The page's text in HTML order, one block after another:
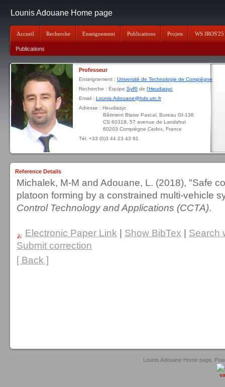
Accueil Recherche Enseignement Publications Projets WS IROS'25
Publications
Lounis Adouane Home page
Professeur
Enseignement : Université de Technologie de Compiègne
Recherche : Equipe SyRI de l'Heudiasyc
Email : Lounis.Adouane@hds.utc.fr
Adresse : Heudiasyc
Bâtiment Blaise Pascal, Bureau GI-138
CS 60319, 57 avenue de Landshut
60203 Compiègne Cedex, France
Tél. +33 (0)3 44 23 43 91
Reference Details
Michalek, M-M and Adouane, L. (2018), "Safe
platoon forming by a constrained multi-vehicle
Control Technology and Applications (CCTA).
Electronic Paper Link | Show BibTex | Search
Submit correction
[ Back ]
Lounis Adouane Home page,